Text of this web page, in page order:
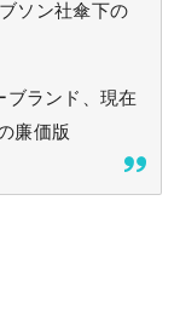
ソン社傘下の
ブランド、現在
廉価版